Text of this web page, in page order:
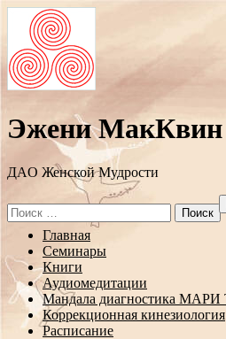
Эжени МакКвин
ДAO Женской Мудрости
Search
for:
Перейти
содержанию
Главная
Семинары
Книги
Аудиомедитации
Мандала диагностика
Коррекционная кинезиология
Расписание